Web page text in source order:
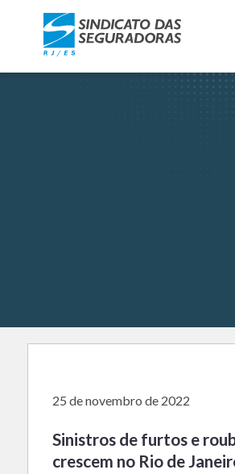
25 de novembro de 2022
Sinistros de furtos e
crescem no Rio de